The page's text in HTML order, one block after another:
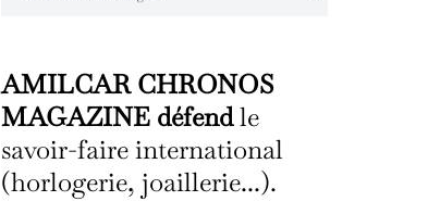
AMILCAR CHRONOS
MAGAZINE défendle
savoir-faire international
(horlogerie, joaillerie...).